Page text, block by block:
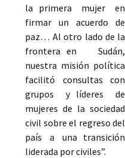
la primera mujer en
firmar un acuerdo de
paz… Al otro lado de la
frontera en Sudán,
nuestra misión política
facilitó consultas con
grupos y líderes de
mujeres de la sociedad
civil sobre el regreso del
país a una transición
liderada por civiles”.